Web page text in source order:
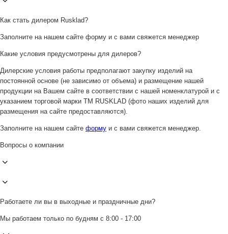
Как стать дилером Rusklad?
Заполните на нашем сайте форму и с вами свяжется менеджер
Какие условия предусмотрены для дилеров?
Дилерские условия работы предполагают закупку изделий на
постоянной основе (не зависимо от объема) и размещение нашей
продукции на Вашем сайте в соответствии с нашей номенклатурой и с
указанием торговой марки ТМ RUSKLAD (фото наших изделий для
размещения на сайте предоставляются).
Заполните на нашем сайте форму и с вами свяжется менеджер.
Вопросы о компании
Работаете ли вы в выходные и праздничные дни?
Мы работаем только по будням с 8:00 - 17:00